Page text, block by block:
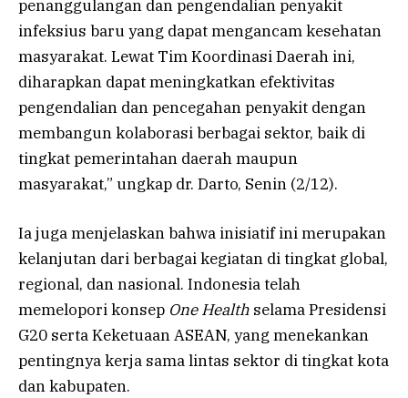
penanggulangan dan pengendalian penyakit
infeksius baru yang dapat mengancam kesehatan
masyarakat. Lewat Tim Koordinasi Daerah ini,
diharapkan dapat meningkatkan efektivitas
pengendalian dan pencegahan penyakit dengan
membangun kolaborasi berbagai sektor, baik di
tingkat pemerintahan daerah maupun
masyarakat,” ungkap dr. Darto, Senin (2/12).
Ia juga menjelaskan bahwa inisiatif ini merupakan
kelanjutan dari berbagai kegiatan di tingkat global,
regional, dan nasional. Indonesia telah
memelopori konsep One Health selama Presidensi
G20 serta Keketuaan ASEAN, yang menekankan
pentingnya kerja sama lintas sektor di tingkat kota
dan kabupaten.